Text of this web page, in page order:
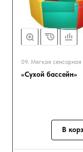
09. Мягкая сенсорная
«Сухой бассейн»
В